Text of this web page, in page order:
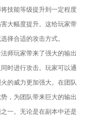
技能等级提升到一定程度
大幅度提升。这给玩家带
择合适的攻击方式。
师玩家带来了强大的输出
时进行攻击。玩家可以通
的威力更加强大。在团队
，为团队带来巨大的输出
一。无论是在副本中还是